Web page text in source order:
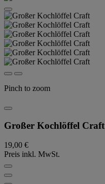
Pinch to zoom
Großer Kochlöffel Craft
19,00 €
Preis inkl. MwSt.